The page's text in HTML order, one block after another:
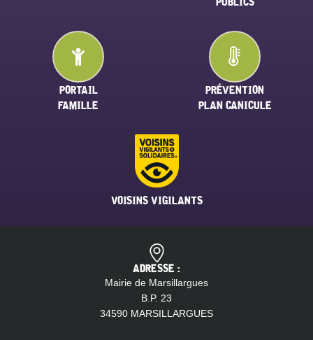
PORTAIL
FAMILLE
PRÉVENTION
PLAN CANICULE
VOISINS VIGILANTS
ADRESSE :
Mairie de Marsillargues
B.P. 23
34590 MARSILLARGUES